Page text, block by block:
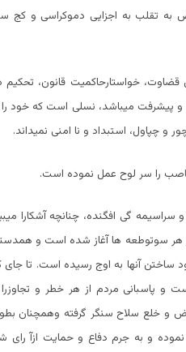
تقلب به اجزایی دموکراسی و کج
خواستارحاکمیت قانون،
و پیشرفت میباشد، نسلی است که خود
و چپاول، استبداد و نا امنی نمیداند.
را سر لوح عمل نموده است.
گی افگنده، چنانچه آشکارا
هر سوتوطعه ها آغاز شده است و
ساختن آنها به اوج رسیده است. تا
و پاسبانی مردم از هر خطر و
و خلع سلاح سنگر گرفته وهمچنان
و به جرم دفاع و حمایت ازآ رای